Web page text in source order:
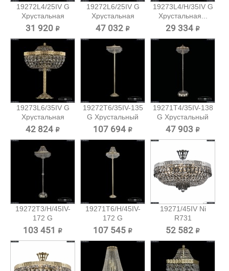
19272L4/25IV G
Хрустальная
настольная...
31 920 ₽
19272L6/25IV G
Хрустальная
настольная...
47 032 ₽
19273L4/H/35IV G
Хрустальная...
29 334 ₽
19273L6/35IV G
Хрустальная
настольная...
42 824 ₽
19272T6/35IV-135
G Хрустальный
торшер...
107 694 ₽
19271T4/35IV-138
G Хрустальный
торшер...
47 903 ₽
19272T3/H/45IV-
172 G
Хрустальный...
103 451 ₽
19271T6/H/45IV-
172 G
Хрустальный...
107 545 ₽
19271/45IV Ni
R731
Хрустальная...
52 582 ₽